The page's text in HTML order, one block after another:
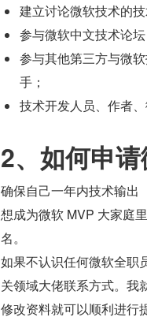
建立讨论微软技术的
参与微软中文技术论
参与其他第三方与微
手；
技术开发人员、作者
2、如何申
确保自己一年内技术输出
想成为微软 MVP 大家庭
名。
如果不认识任何微软全职
关领域大佬联系方式。我
修改资料就可以顺利进行